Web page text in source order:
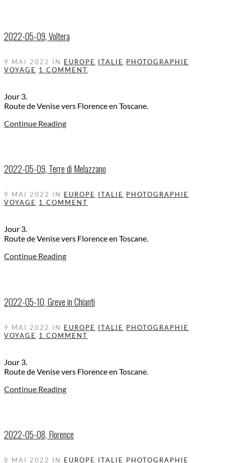
2022-05-09, Voltera
9 MAI 2022 IN EUROPE ITALIE PHOTOGRAPHIE
VOYAGE 1 COMMENT
Jour 3.
Route de Venise vers Florence en Toscane.
Continue Reading
2022-05-09, Terre di Melazzano
9 MAI 2022 IN EUROPE ITALIE PHOTOGRAPHIE
VOYAGE 1 COMMENT
Jour 3.
Route de Venise vers Florence en Toscane.
Continue Reading
2022-05-10, Greve in Chianti
9 MAI 2022 IN EUROPE ITALIE PHOTOGRAPHIE
VOYAGE 1 COMMENT
Jour 3.
Route de Venise vers Florence en Toscane.
Continue Reading
2022-05-08, Florence
8 MAI 2022 IN EUROPE ITALIE PHOTOGRAPHIE